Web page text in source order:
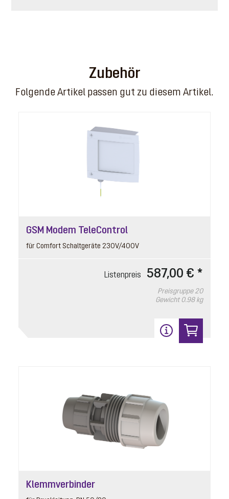
Rückflussverhinderer
Artikelnummer: 680382
Listenpreis
Preisgruppe
Pumpenantrieb SPF 1400
Listenpreis
Zubehör
Folgende Artikel passen gut zu diesem Artikel.
GSM Modem TeleControl
für Comfort Schaltgeräte 230V/400V
Listenpreis 587,00 € *
Preisgruppe 20
Gewicht 0.98 kg
Klemmverbinder